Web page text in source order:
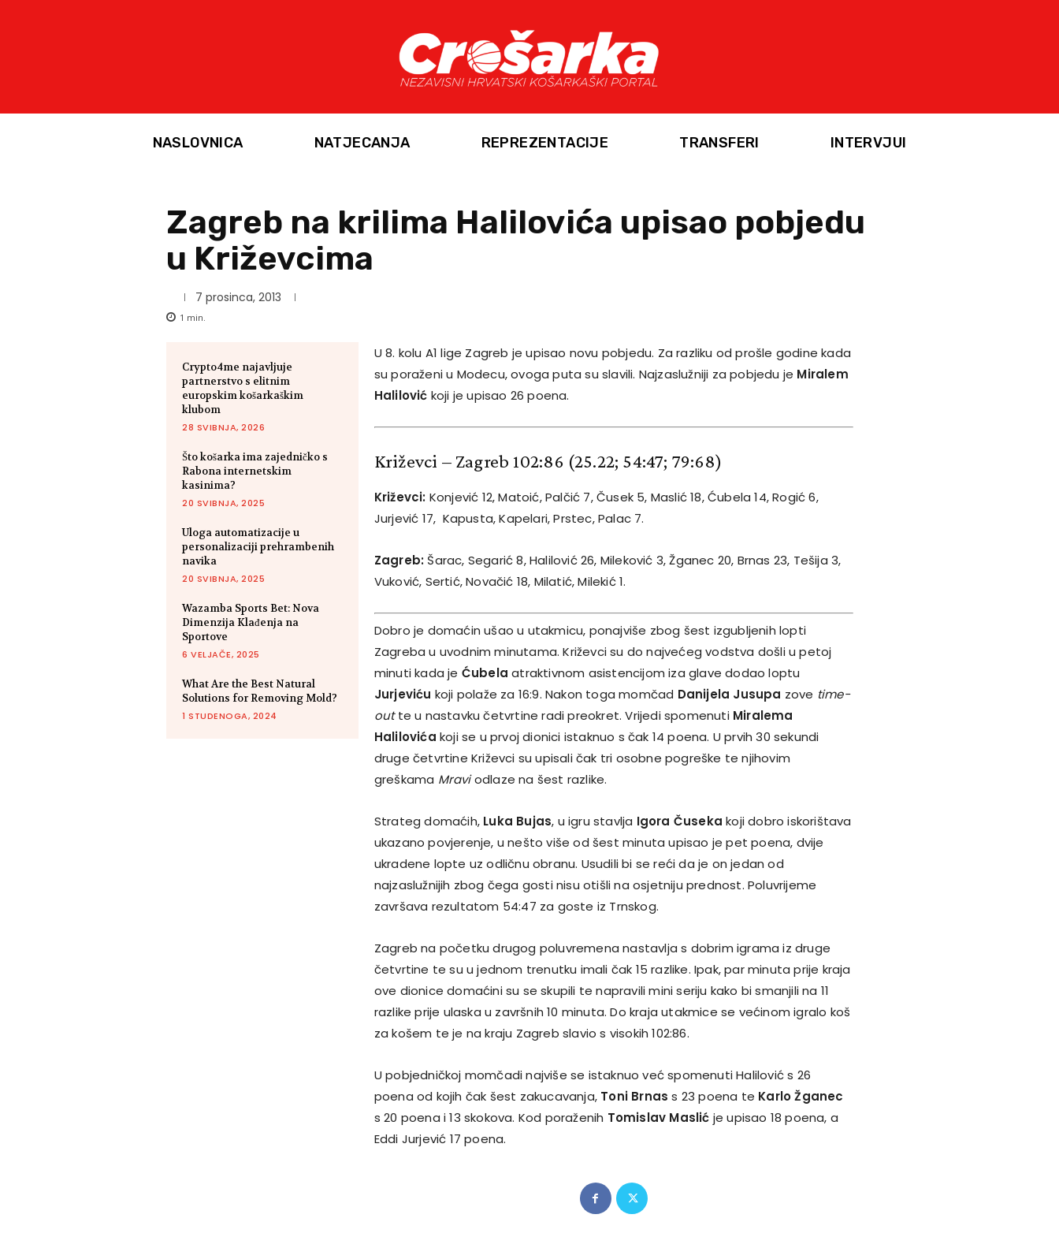
NASLOVNICA NATJECANJA REPREZENTACIJE TRANSFERI INTERVJUI
Zagreb na krilima Halilovića upisao pobjedu
u Križevcima
7 prosinca, 2013
1 min.
Crypto4me najavljuje
partnerstvo s elitnim
europskim košarkaškim
klubom
28 SVIBNJA, 2026
Što košarka ima zajedničko s
Rabona internetskim
kasinima?
20 SVIBNJA, 2025
Uloga automatizacije u
personalizaciji prehrambenih
navika
20 SVIBNJA, 2025
Wazamba Sports Bet: Nova
Dimenzija Klađenja na
Sportove
6 VELJAČE, 2025
What Are the Best Natural
Solutions for Removing Mold?
1 STUDENOGA, 2024
U 8. kolu A1 lige Zagreb je upisao novu pobjedu. Za razliku od prošle godine kada
su poraženi u Modecu, ovoga puta su slavili. Najzaslužniji za pobjedu je Miralem
Halilović koji je upisao 26 poena.
Križevci – Zagreb 102:86 (25.22; 54:47; 79:68)
Križevci: Konjević 12, Matoić, Palčić 7, Čusek 5, Maslić 18, Ćubela 14, Rogić 6,
Jurjević 17, Kapusta, Kapelari, Prstec, Palac 7.
Zagreb: Šarac, Segarić 8, Halilović 26, Mileković 3, Žganec 20, Brnas 23, Tešija 3,
Vuković, Sertić, Novačić 18, Milatić, Milekić 1.
Dobro je domaćin ušao u utakmicu, ponajviše zbog šest izgubljenih lopti
Zagreba u uvodnim minutama. Križevci su do najvećeg vodstva došli u petoj
minuti kada je Ćubela atraktivnom asistencijom iza glave dodao loptu
Jurjeviću koji polaže za 16:9. Nakon toga momčad Danijela Jusupa zove time-
outte u nastavku četvrtine radi preokret. Vrijedi spomenuti Miralema
Halilovića koji se u prvoj dionici istaknuo s čak 14 poena. U prvih 30 sekundi
druge četvrtine Križevci su upisali čak tri osobne pogreške te njihovim
greškama Mraviodlaze na šest razlike.
Strateg domaćih, Luka Bujas, u igru stavlja Igora Čusekakoji dobro iskorištava
ukazano povjerenje, u nešto više od šest minuta upisao je pet poena, dvije
ukradene lopte uz odličnu obranu. Usudili bi se reći da je on jedan od
najzaslužnijih zbog čega gosti nisu otišli na osjetniju prednost. Poluvrijeme
završava rezultatom 54:47 za goste iz Trnskog.
Zagreb na početku drugog poluvremena nastavlja s dobrim igrama iz druge
četvrtine te su u jednom trenutku imali čak 15 razlike. Ipak, par minuta prije kraja
ove dionice domaćini su se skupili te napravili mini seriju kako bi smanjili na 11
razlike prije ulaska u završnih 10 minuta. Do kraja utakmice se većinom igralo koš
za košem te je na kraju Zagreb slavio s visokih 102:86.
U pobjedničkoj momčadi najviše se istaknuo već spomenuti Halilović s 26
poena od kojih čak šest zakucavanja,Toni Brnas s 23 poena te Karlo Žganec
s 20 poena i 13 skokova. Kod poraženih Tomislav Maslić je upisao 18 poena, a
Eddi Jurjević 17 poena.